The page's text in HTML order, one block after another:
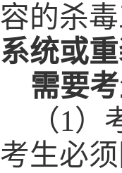
容的杀毒
系统或重
需要
（1）
考生必